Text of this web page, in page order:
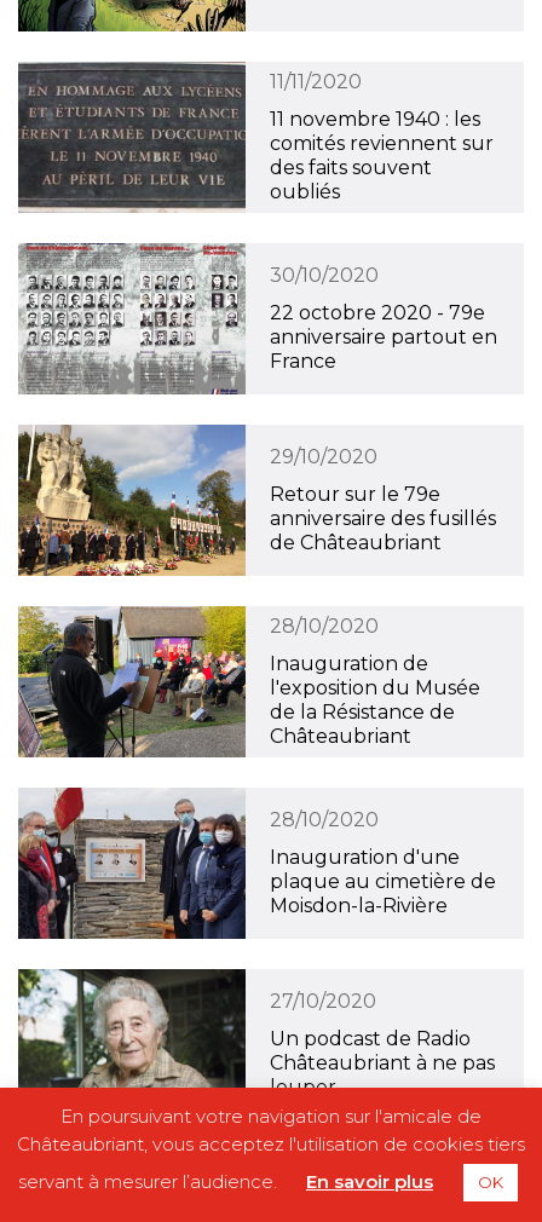
11/11/2020
11 novembre 1940 : les
comités reviennent sur
des faits souvent
oubliés
30/10/2020
22 octobre 2020 - 79e
anniversaire partout en
France
29/10/2020
Retour sur le 79e
anniversaire des fusillés
de Châteaubriant
28/10/2020
Inauguration de
l'exposition du Musée
de la Résistance de
Châteaubriant
28/10/2020
Inauguration d'une
plaque au cimetière de
Moisdon-la-Rivière
27/10/2020
Un podcast de Radio
Châteaubriant à ne pas
louper
26/10/2020
En poursuivant votre navigation sur l'amicale de
Châteaubriant, vous acceptez l'utilisation de cookies tiers
servant à mesurer l’audience.
En savoir plus OK